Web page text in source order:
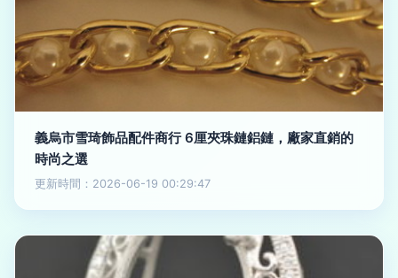
義烏市雪琦飾品配件商行 6厘夾珠鏈鋁鏈，廠家直銷的
時尚之選
更新時間：2026-06-19 00:29:47